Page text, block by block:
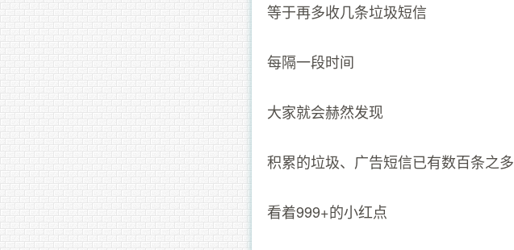
等于再多收几条垃圾短信
每隔一段时间
大家就会赫然发现
积累的垃圾、广告短信已有数百条之多
看着999+的小红点